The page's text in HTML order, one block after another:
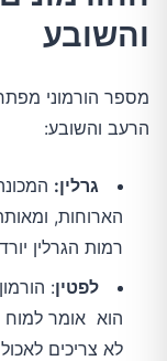
והשובע
מספר הורמוני
הרעב והשובע:
גרלין:
הארוחות,
רמות הגרלין
לפטין:
הוא אומר למוח
לא צריכים